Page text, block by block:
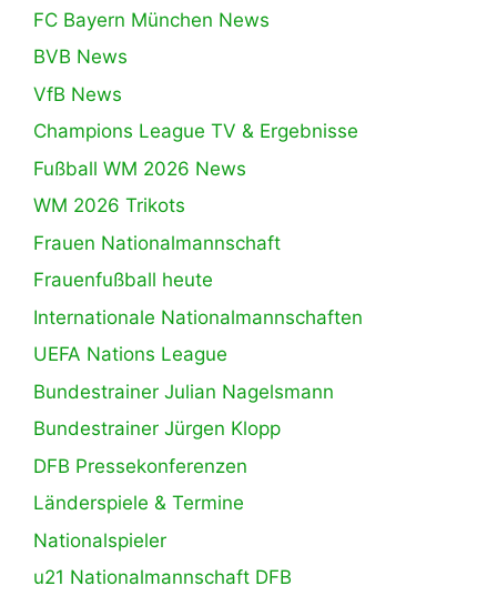
FC Bayern München News
BVB News
VfB News
Champions League TV & Ergebnisse
Fußball WM 2026 News
WM 2026 Trikots
Frauen Nationalmannschaft
Frauenfußball heute
Internationale Nationalmannschaften
UEFA Nations League
Bundestrainer Julian Nagelsmann
Bundestrainer Jürgen Klopp
DFB Pressekonferenzen
Länderspiele & Termine
Nationalspieler
u21 Nationalmannschaft DFB